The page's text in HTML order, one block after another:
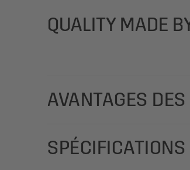
QUALITY MADE
AVANTAGES
Créez et imprimez des vœux de
de Noël en blanc) en format A4